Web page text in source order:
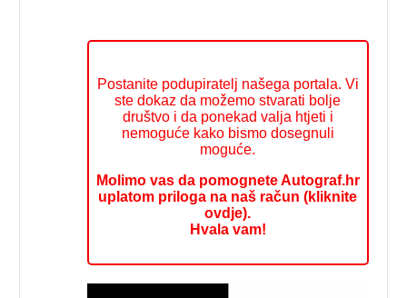
Postanite podupiratelj našega portala. Vi
ste dokaz da možemo stvarati bolje
društvo i da ponekad valja htjeti i
nemoguće kako bismo dosegnuli
moguće.
Molimo vas da pomognete Autograf.hr
uplatom priloga na naš račun (kliknite
ovdje).
Hvala vam!